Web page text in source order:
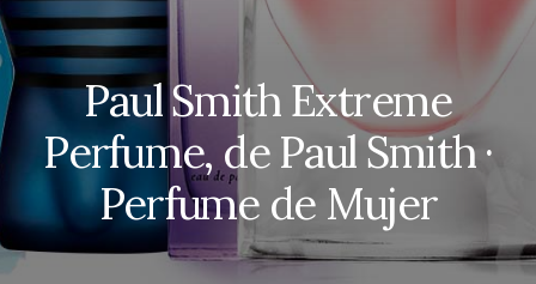
Paul Smith Extreme
Perfume, de Paul Smith ·
Perfume de Mujer